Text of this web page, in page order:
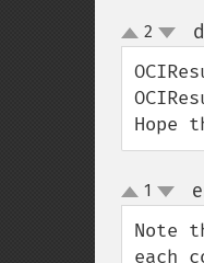
up2
Hope
up
1
Note
each